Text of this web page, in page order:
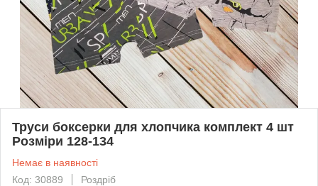
Труси боксерки для хлопчика комплект 4 шт
Розміри 128-134
Немає в наявності
Код: 30889
Роздріб